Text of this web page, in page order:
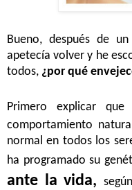
Bueno, después de
apetecía volver y he
todos, ¿por qué
Primero explicar que
comportamiento
normal en todos los
ha programado su
ante la vida,